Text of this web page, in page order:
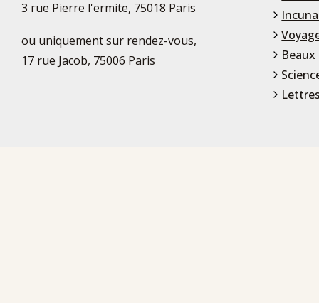
3 rue Pierre l'ermite, 75018 Paris
ou uniquement sur rendez-vous,
17 rue Jacob, 75006 Paris